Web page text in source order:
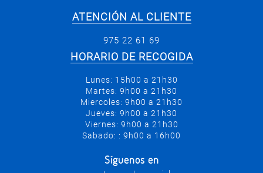
ATENCIÓN AL CLIENTE
975 22 61 69
HORARIO DE RECOGIDA
Lunes: 15h00 a 21h30
Martes: 9h00 a 21h30
Miercoles: 9h00 a 21h30
Jueves: 9h00 a 21h30
Viernes: 9h00 a 21h30
Sabado: : 9h00 a 16h00
Síguenos en